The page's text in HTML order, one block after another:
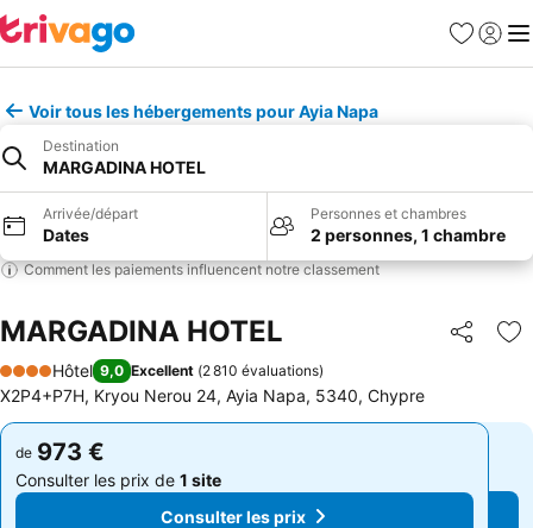
Favoris
Se
Voir tous les hébergements pour Ayia Napa
Destination
MARGADINA HOTEL
Arrivée/départ
Dates
Personnes et chambres
2 personnes, 1 chambre
Comment les paiements influencent notre classement
MARGADINA HOTEL Partager
4 Étoiles
Hôtel 9,0 Excellent (2 810 évaluations)
X2P4+P7H, Kryou Nerou 24, Ayia Napa, 5340, Chypre
de 973 €
Consulter les prix de 1 site
Consulter les prix
de 973 €
Consulter les prix de 1 site
Consulter les prix